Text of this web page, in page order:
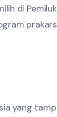
di
yang